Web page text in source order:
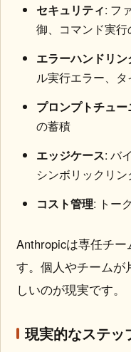
セキュリティ: フ
御、コマンド実行
エラーハンドリン
ル実行エラー、
プロンプトチュ
の蓄積
エッジケース: バ
シンボリックリ
コスト管理: トー
Anthropicは専任チ
す。個人やチームが
しいのが現実です。
現実的なステッ